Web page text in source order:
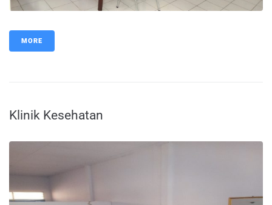
MORE
Klinik Kesehatan